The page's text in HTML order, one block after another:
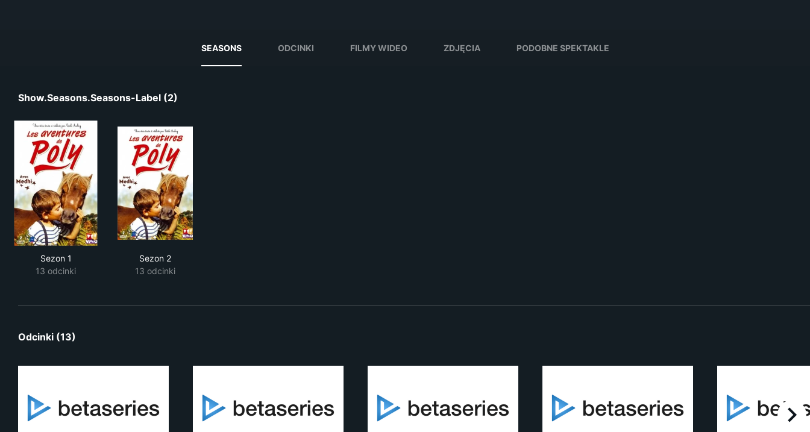
SEASONS ODCINKI FILMY WIDEO ZDJĘCIA PODOBNE SPEKTAKLE
Show.seasons.seasons-Label (2)
Sezon 1
13 odcinki
Sezon 2
13 odcinki
Odcinki (13)
right